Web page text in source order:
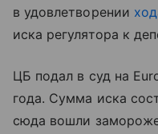
в удовлетворении
иска регулятора к
ЦБ подал в суд на
года. Сумма иска
сюда вошли